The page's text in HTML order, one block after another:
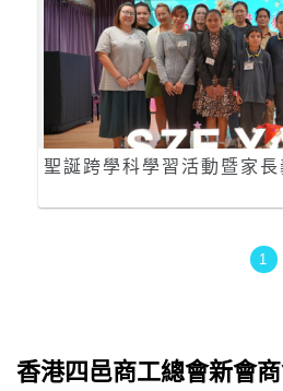
聖誕跨學科學習活動暨家
1
香港四邑商工總會新會